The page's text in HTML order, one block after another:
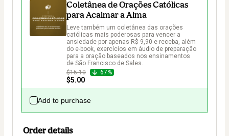
Coletânea de Orações Católicas
para Acalmar a Alma
Leve também um coletânea das orações
católicas mais poderosas para vencer a
ansiedade por apenas R$ 9,90 e receba, além
do e-book, exercícios em áudio de preparação
para a oração baseados nos ensinamentos
de São Francisco de Sales.
$15.10
67%
$5.00
Add to purchase
Order details